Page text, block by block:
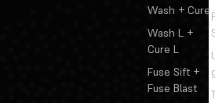
Wash + Cure
Wash L +
Cure L
Fuse Sift +
Fuse Blast